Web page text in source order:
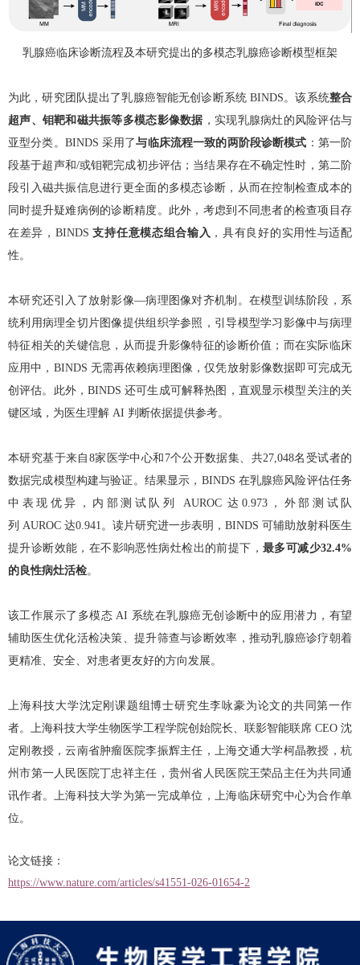
乳腺癌临床诊断流程及本研究提出的多模态乳腺癌诊断模型框架
为此，研究团队提出了乳腺癌智能无创诊断系统 BINDS。该系统整合
超声、钼靶和磁共振等多模态影像数据 ，实现乳腺病灶的风险评估与
亚型分类。 BINDS 采用了与临床流程一致的两阶段诊断模式 ：第一阶
段基于超声和/或钼靶完成初步评估；当结果存在不确定性时，第二阶
段引入磁共振信息进行更全面的多模态诊断，从而在控制检查成本的
同时提升疑难病例的诊断精度。此外，考虑到不同患者的检查项目存
在差异， BINDS支持任意模态组合输入 ，具有良好的实用性与适配
性。
本研究还引入了放射影像—病理图像对齐机制。在模型训练阶段，系
统利用病理全切片图像提供组织学参照，引导模型学习影像中与病理
特征相关的关键信息，从而提升影像特征的诊断价值；而在实际临床
应用中， BINDS 无需再依赖病理图像，仅凭放射影像数据即可完成无
创评估。此外，BINDS还可生成可解释热图，直观显示模型关注的关
键区域，为医生理解 AI 判断依据提供参考。
本研究基于来自 8家医学中心和 7个公开数据集、共27,048名受试者的
数据完成模型构建与验证。结果显示， BINDS 在乳腺癌风险评估任务
中表现优异，内部测试队列
AUROC达 0.973，外部测试队
列 AUROC 达0.941。读片研究进一步表明， BINDS 可辅助放射科医生
提升诊断效能，在不影响恶性病灶检出的前提下， 最多可减少32.4%
的良性病灶活检。
该工作展示了多模态 AI 系统在乳腺癌无创诊断中的应用潜力，有望
辅助医生优化活检决策、提升筛查与诊断效率，推动乳腺癌诊疗朝着
更精准、安全、对患者更友好的方向发展。
上海科技大学沈定刚课题组博士研究生李咏豪为论文的共同第一作
者。上海科技大学生物医学工程学院创始院长、联影智能联席 CEO 沈
定刚教授，云南省肿瘤医院李振辉主任，上海交通大学柯晶教授，杭
州市第一人民医院丁忠祥主任，贵州省人民医院王荣品主任为共同通
讯作者。上海科技大学为第一完成单位，上海临床研究中心为合作单
位。
论文链接：
https://www.nature.com/articles/s41551-026-01654-2